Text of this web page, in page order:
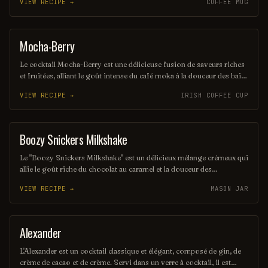
amateurs de douceurs. Idéal pour les soirées entre amis ou comme
dessert liquide, ce cocktail séduira les papilles des plus exigeants.
VIEW RECIPE → COFFEE MUG
COFFEE / TEA
Mocha-Berry
Le cocktail Mocha-Berry est une délicieuse fusion de saveurs riches
et fruitées, alliant le goût intense du café moka à la douceur des baies
gourmande, parfaite pour les amateurs de cocktails innovants. Une
touche de crème légère couronne ce mélange savoureux, créant un
équilibre parfait entre café et fruits.
VIEW RECIPE → IRISH COFFEE CUP
SHAKE
Boozy Snickers Milkshake
Le "Boozy Snickers Milkshake" est un délicieux mélange crémeux qui
allie le goût riche du chocolat au caramel et la douceur des
gourmande évoque la célèbre barre chocolatée tout en offrant une
expérience cocktail unique et réconfortante. Parfait pour les
amateurs de sucreries, ce milkshake est un véritable plaisir à
savourer.
VIEW RECIPE → MASON JAR
ORDINARY DRINK
Alexander
L'Alexander est un cocktail classique et élégant, composé de gin, de
crème de cacao et de crème. Servi dans un verre à cocktail, il est